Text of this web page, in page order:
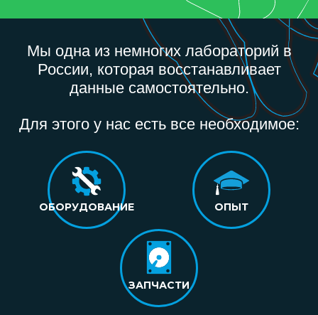
Мы одна из немногих лабораторий в
России, которая восстанавливает
данные самостоятельно.
Для этого у нас есть все необходимое:
ОБОРУДОВАНИЕ ОПЫТ
ЗАПЧАСТИ